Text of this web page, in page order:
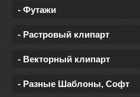
- Футажи
- Растровый клипарт
- Векторный клипарт
- Разные Шаблоны, Софт